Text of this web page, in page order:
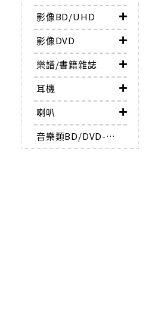
影像BD/UHD
影像DVD
樂譜/書籍雜誌
耳機
喇叭
音樂類BD/DVD-AUDIO